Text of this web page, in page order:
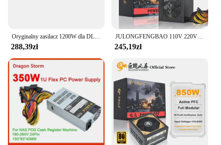
Oryginalny zasilacz 1200W dla DL380 G8 Gen8/DL580 G8 G9 Gen9 DL580G8 Server Platinum DPS-1200SB A HSTNS-PD30 643933 -001 PSU
288,39zł
JULONGFENGBAO 110V 220V Do PC ATX 500W 600W 800W Max 80Plus Gold 12V Uniwersalny zasilacz do gier z wysokiej klasy kartą graficzną 24Pin
245,19zł